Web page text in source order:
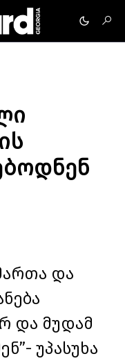
და
და მუდამ
უპასუხა